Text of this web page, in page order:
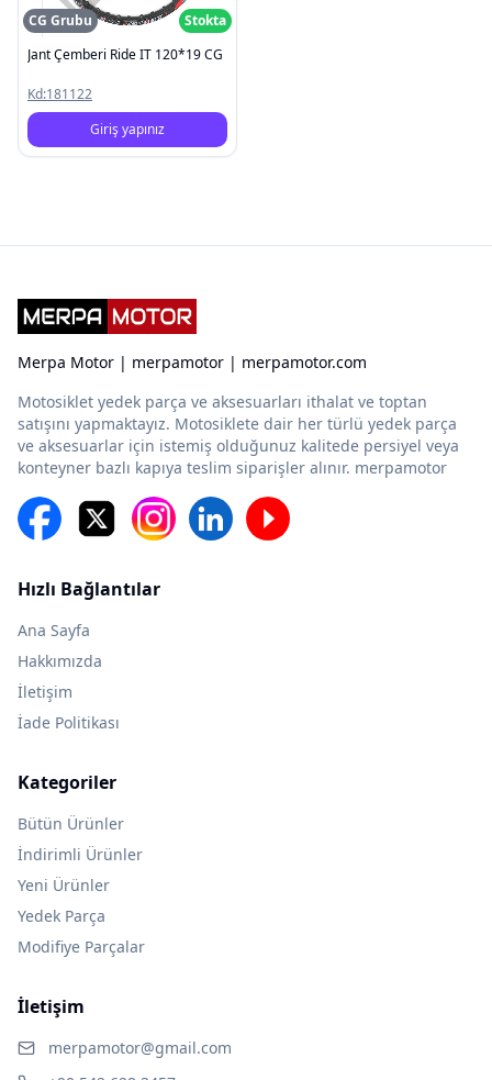
CG Grubu
Stokta
Jant Çemberi Ride IT 120*19 CG
Kd:181122
Giriş yapınız
Merpa Motor | merpamotor | merpamotor.com
Motosiklet yedek parça ve aksesuarları ithalat ve toptan
satışını yapmaktayız. Motosiklete dair her türlü yedek parça
ve aksesuarlar için istemiş olduğunuz kalitede persiyel veya
konteyner bazlı kapıya teslim siparişler alınır. merpamotor
Hızlı Bağlantılar
Ana Sayfa
Hakkımızda
İletişim
İade Politikası
Kategoriler
Bütün Ürünler
İndirimli Ürünler
Yeni Ürünler
Yedek Parça
Modifiye Parçalar
İletişim
merpamotor@gmail.com